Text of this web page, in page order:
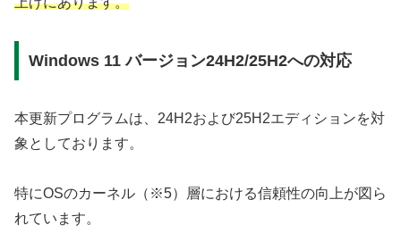
Windows 11 バージョン24H2/25H2への対応
本更新プログラムは、24H2および25H2エディションを対
象としております。
特にOSのカーネル（※5）層における信頼性の向上が図ら
れています。